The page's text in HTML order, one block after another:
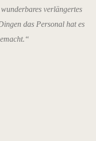
verlängertes
das Personal hat es